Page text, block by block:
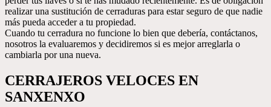
realizar una sustitución de cerraduras para estar seguro de que nadie
más pueda acceder a tu propiedad.
Cuando tu cerradura no funcione lo bien que debería, contáctanos,
nosotros la evaluaremos y decidiremos si es mejor arreglarla o
cambiarla por una nueva.
CERRAJEROS VELOCES EN
SANXENXO